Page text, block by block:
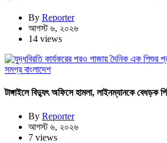
By Reporter
আগস্ট ৬, ২০২৬
14 views
সমগ্র বাংলাদেশ
টাঙ্গাইলে বিদ্যুৎ অফিসে হামলা, লাইনম্যানকে বেধড়ক
By Reporter
আগস্ট ৬, ২০২৬
7 views